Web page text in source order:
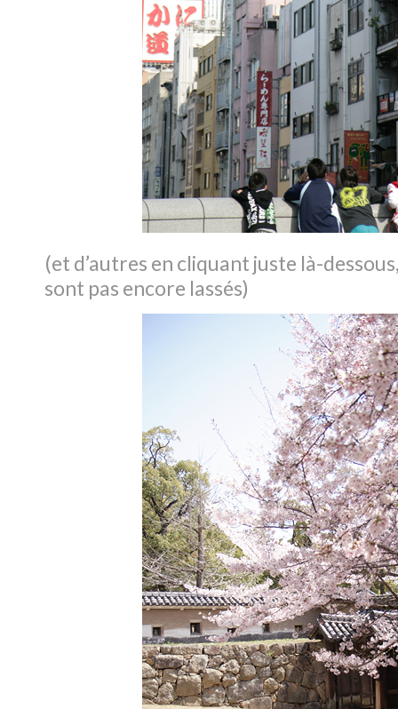
(et d’autres en cliquant juste là-
sont pas encore lassés)